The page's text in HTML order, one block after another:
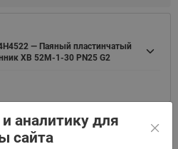
— Паяный пластинчатый
XB 52M-1-30 PN25 G2
— Паяный пластинчатый
аналитику для
сайта